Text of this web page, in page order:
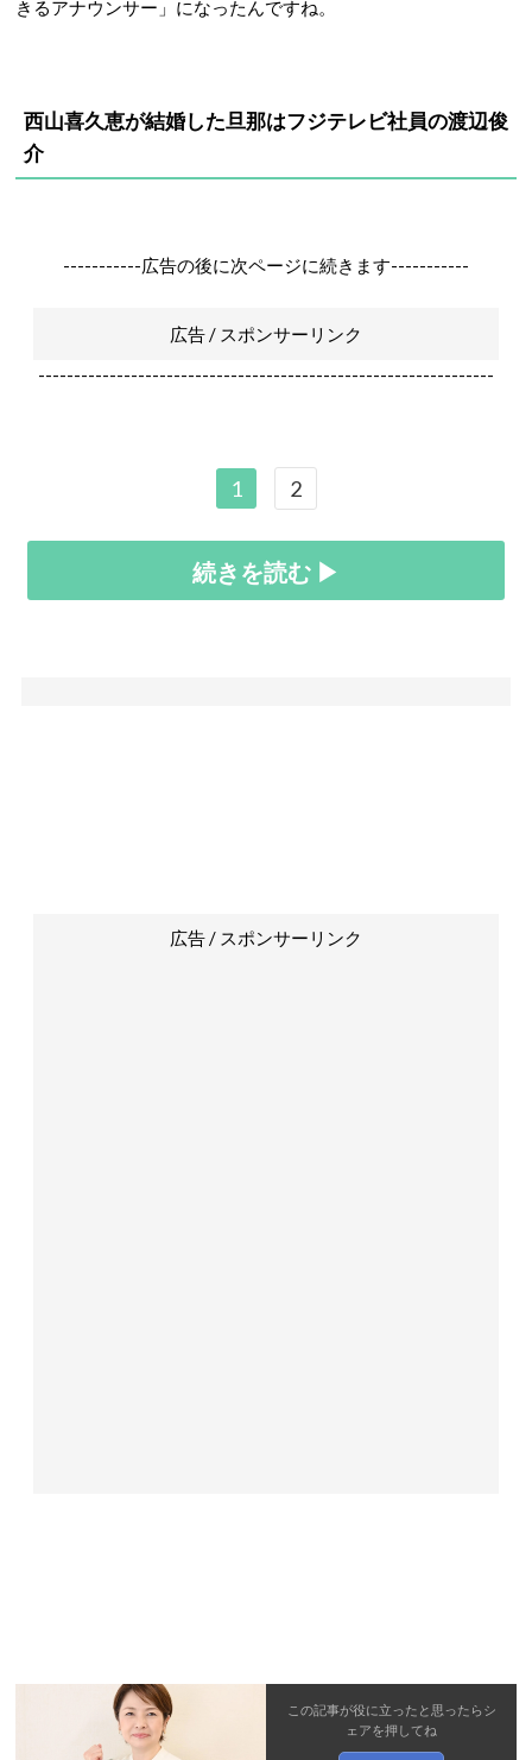
きるアナウンサー」になったんですね。
西山喜久恵が結婚した旦那はフジテレビ社員の渡辺俊
介
-----------広告の後に次ページに続きます-----------
広告 / スポンサーリンク
----------------------------------------------------------------
1 2
続きを読む ▶
広告 / スポンサーリンク
この記事が役に立ったと思ったらシ
ェアを押してね